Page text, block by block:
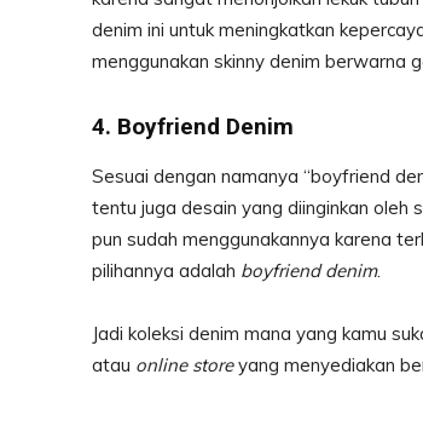
denim ini untuk meningkatkan
menggunakan skinny denim berwarna
4. Boyfriend Denim
Sesuai dengan namanya “boyfriend
tentu juga desain yang diinginkan oleh
pun sudah menggunakannya karena
pilihannya adalah boyfriend denim.
Jadi koleksi denim mana yang kamu
atau online storeyang menyediakan